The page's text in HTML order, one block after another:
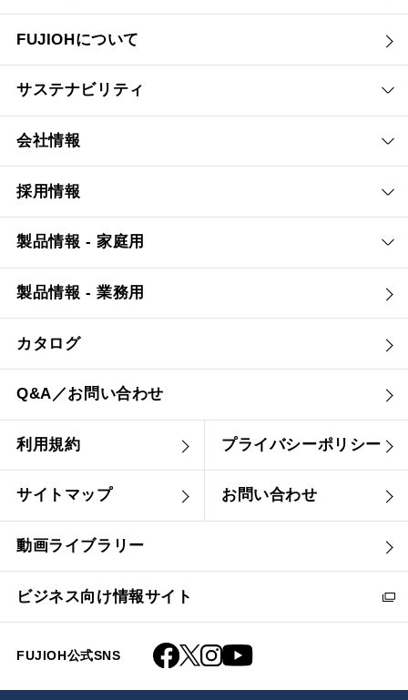
FUJIOHについて
サステナビリティ
会社情報
採用情報
製品情報 - 家庭用
製品情報 - 業務用
カタログ
Q&A／お問い合わせ
利用規約 プライバシーポリシー
サイトマップ お問い合わせ
動画ライブラリー
ビジネス向け情報サイト
FUJIOH公式SNS